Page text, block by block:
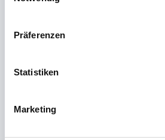
Präferenzen
Statistiken
Marketing